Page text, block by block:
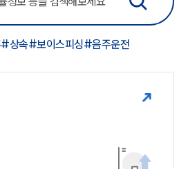
#상속#보이스피싱#음주운전